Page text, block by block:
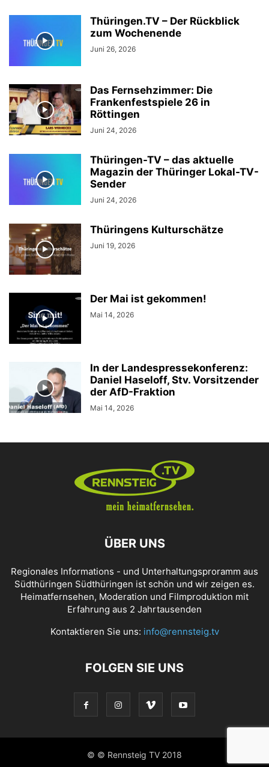
Thüringen.TV – Der Rückblick
zum Wochenende
Juni 26, 2026
Das Fernsehzimmer: Die
Frankenfestspiele 26 in
Röttingen
Juni 24, 2026
Thüringen-TV – das aktuelle
Magazin der Thüringer Lokal-TV-
Sender
Juni 24, 2026
Thüringens Kulturschätze
Juni 19, 2026
Der Mai ist gekommen!
Mai 14, 2026
In der Landespressekonferenz:
Daniel Haseloff, Stv. Vorsitzender
der AfD-Fraktion
Mai 14, 2026
ÜBER UNS
Regionales Informations - und Unterhaltungsproramm aus
Südthüringen Südthüringen ist schön und wir zeigen es.
Heimatfernsehen, Moderation und Filmproduktion mit
Erfahrung aus 2 Jahrtausenden
Kontaktieren Sie uns: info@rennsteig.tv
FOLGEN SIE UNS
© © Rennsteig TV 2018